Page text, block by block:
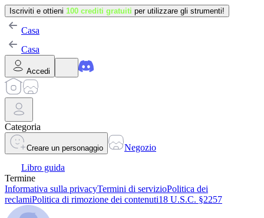
Iscriviti e ottieni 100 crediti gratuiti per utilizzare gli strumenti!
Casa
Casa
Accedi
Categoria
Creare un personaggio
Negozio
Libro guida
Termine
Informativa sulla privacyTermini di servizioPolitica dei
reclamiPolitica di rimozione dei contenuti18 U.S.C. §2257